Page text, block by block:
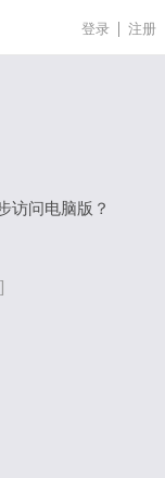
登录 注册
访问电脑版？